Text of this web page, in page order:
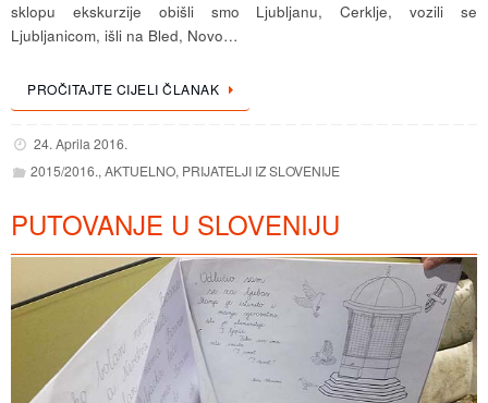
sklopu ekskurzije obišli smo Ljubljanu, Cerklje, vozili se
Ljubljanicom, išli na Bled, Novo…
PROČITAJTE CIJELI ČLANAK
24. Aprila 2016.
2015/2016., AKTUELNO, PRIJATELJI IZ SLOVENIJE
PUTOVANJE U SLOVENIJU